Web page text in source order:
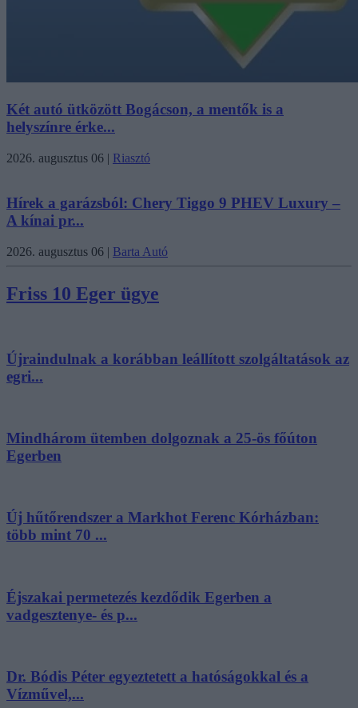
Két autó ütközött Bogácson, a mentők is a
helyszínre érke...
2026. augusztus 06 | Riasztó
Hírek a garázsból: Chery Tiggo 9 PHEV Luxury –
A kínai pr...
2026. augusztus 06 | Barta Autó
Friss 10 Eger ügye
Újraindulnak a korábban leállított szolgáltatások az
egri...
Mindhárom ütemben dolgoznak a 25-ös főúton
Egerben
Új hűtőrendszer a Markhot Ferenc Kórházban:
több mint 70 ...
Éjszakai permetezés kezdődik Egerben a
vadgesztenye- és p...
Dr. Bódis Péter egyeztetett a hatóságokkal és a
Vízművel,...